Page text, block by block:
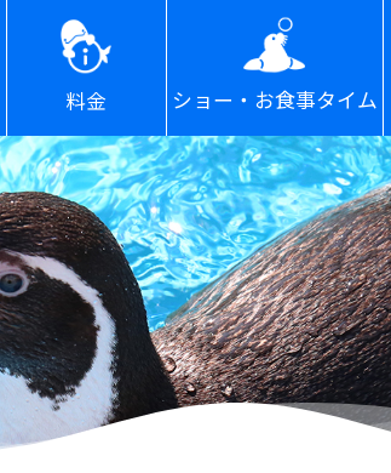
料金 ショー・お食事タイム